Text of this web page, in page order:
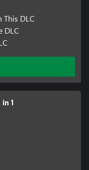
This DLC
DLC
1